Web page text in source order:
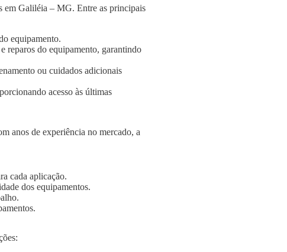
em Galiléia – MG. Entre as principais
equipamento.
reparos do equipamento, garantindo
ou cuidados adicionais
acesso às últimas
anos de experiência no mercado, a
cada aplicação.
dos equipamentos.